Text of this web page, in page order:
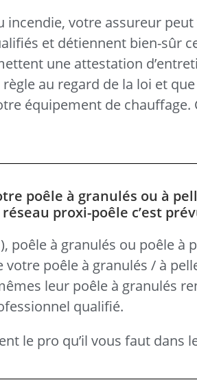
incendie, votre assureur
et détiennent bien-sûr
une attestation
au regard de la loi et
équipement de chauffage.
poêle à granulés ou à
proxi-poêle c’est
poêle à granulés ou poêle à
votre poêle à granulés / à
leur poêle à granulés
qualifié.
le pro qu’il vous faut dans